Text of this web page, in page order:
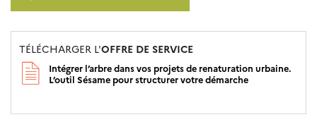
TÉLÉCHARGER L'OFFRE DE SERVICE
Intégrer l’arbre dans vos projets de renaturation urbaine.
L’outil Sésame pour structurer votre démarche